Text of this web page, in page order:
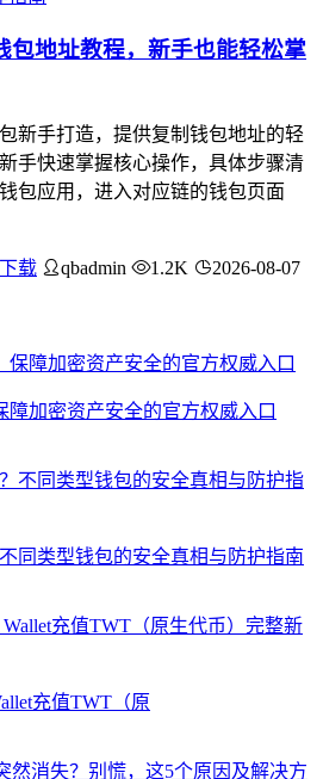
包地址教程，新手也能轻松掌
新手打造，提供复制钱包地址的轻
手快速掌握核心操作，具体步骤清
包应用，进入对应链的钱包页面
载 qbadmin 1.2K 2026-08-07
障加密资产安全的官方权威入口
同类型钱包的安全真相与防护指南
充值TWT（原